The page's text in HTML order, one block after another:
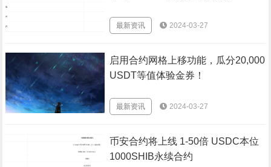
最新资讯 2024-03-27
启用合约网格上移功能，瓜分20,000
USDT等值体验金券！
最新资讯 2024-03-27
币安合约将上线 1-50倍 USDC本位
1000SHIB永续合约